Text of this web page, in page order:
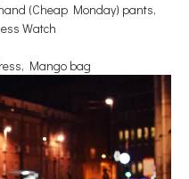
hand (Cheap Monday) pants,
Watch
Mango bag